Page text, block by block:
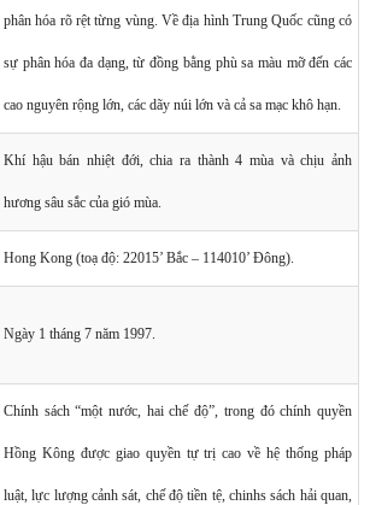
phân hóa rõ rệt từng vùng. Về địa hình Trung Quốc cũng có
sự phân hóa đa dạng, từ đồng bằng phù sa màu mỡ đến các
cao nguyên rộng lớn, các dãy núi lớn và cả sa mạc khô hạn.
Khí hậu bán nhiệt đới, chia ra thành 4 mùa và chịu ảnh
hương sâu sắc của gió mùa.
Hong Kong (toạ độ: 22015’ Bắc – 114010’ Đông).
Ngày 1 tháng 7 năm 1997.
Chính sách “một nước, hai chế độ”, trong đó chính quyền
Hồng Kông được giao quyền tự trị cao về hệ thống pháp
luật, lực lượng cảnh sát, chế độ tiền tệ, chinhs sách hải quan,